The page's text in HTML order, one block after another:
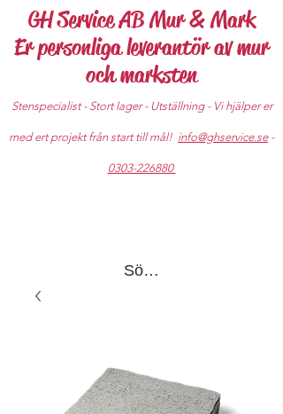
GH Service AB Mur & Mark
Er personliga leverantör av mur
och marksten
Stenspecialist - Stort lager - Utställning - Vi hjälper er
med ert projekt från start till mål! info@ghservice.se-
0303-226880
Sök produkter